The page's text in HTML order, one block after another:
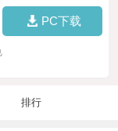
PC下载
排行